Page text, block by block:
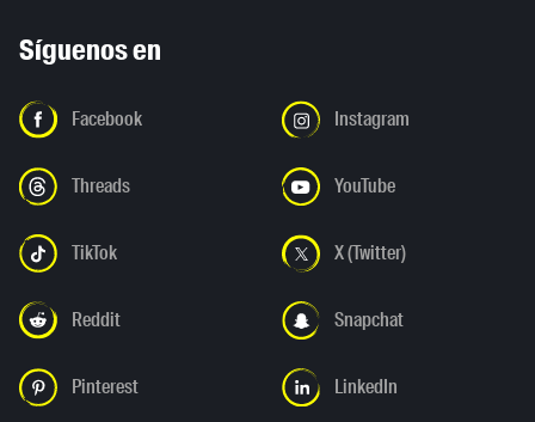
Síguenos en
Facebook Instagram
Threads YouTube
TikTok X (Twitter)
Reddit Snapchat
Pinterest LinkedIn